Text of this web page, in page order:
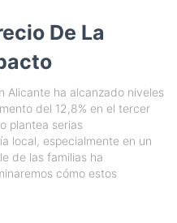
De La
Alicante ha alcanzado niveles
del 12,8% en el tercer
plantea serias
local, especialmente en un
de las familias ha
cómo estos